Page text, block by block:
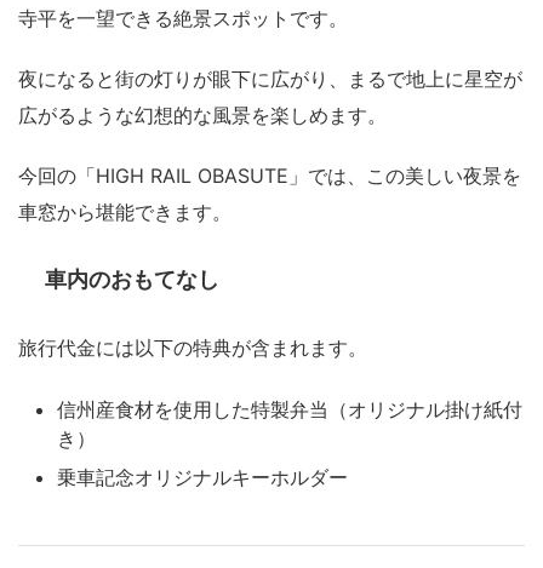
寺平を一望できる絶景スポットです。
夜になると街の灯りが眼下に広がり、まるで地上に星空が
広がるような幻想的な風景を楽しめます。
今回の「HIGH RAIL OBASUTE」では、この美しい夜景を
車窓から堪能できます。
車内のおもてなし
旅行代金には以下の特典が含まれます。
信州産食材を使用した特製弁当（オリジナル掛け紙付
き）
乗車記念オリジナルキーホルダー